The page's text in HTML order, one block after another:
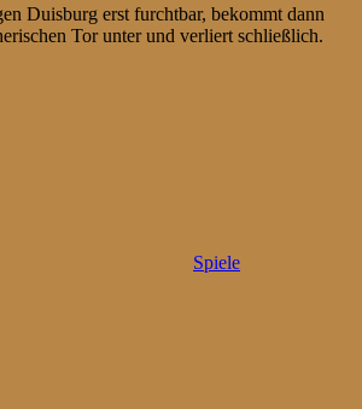
Duisburg erst furchtbar, bekommt dann
Tor unter und verliert schließlich.
Spiele